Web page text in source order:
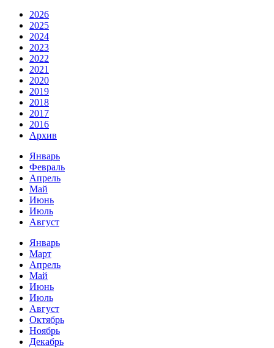
2026
2025
2024
2023
2022
2021
2020
2019
2018
2017
2016
Архив
Январь
Февраль
Апрель
Май
Июнь
Июль
Август
Январь
Март
Апрель
Май
Июнь
Июль
Август
Октябрь
Ноябрь
Декабрь